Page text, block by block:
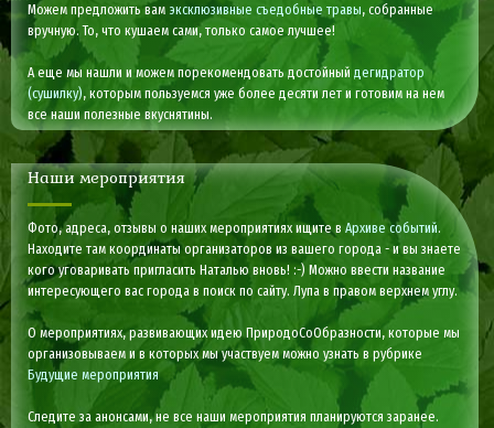
Можем предложить вам эксклюзивные съедобные травы, собранные
вручную. То, что кушаем сами, только самое лучшее!
А еще мы нашли и можем порекомендовать достойныйдегидратор
(сушилку), которым пользуемся уже более десяти лет и готовим на нем
все наши полезные вкуснятины.
Наши мероприятия
Фото, адреса, отзывы о наших мероприятиях ищите вАрхиве событий.
Находите там координаты организаторов из вашего города - и вы знаете
кого уговаривать пригласить Наталью вновь! :-) Можно ввести название
интересующего вас города в поиск по сайту. Лупа в правом верхнем углу.
О мероприятиях, развивающих идею ПриродоСоОбразности, которые мы
организовываем и в которых мы участвуем можно узнать в рубрике
Будущие мероприятия
Следите за анонсами, не все наши мероприятия планируются заранее.